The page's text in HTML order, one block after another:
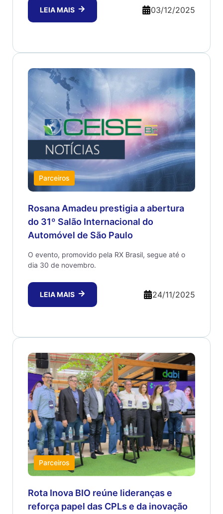
LEIA MAIS 03/12/2025
Parceiros
Rosana Amadeu prestigia a abertura
do 31º Salão Internacional do
Automóvel de São Paulo
O evento, promovido pela RX Brasil, segue até o
dia 30 de novembro.
LEIA MAIS 24/11/2025
Parceiros
Rota Inova BIO reúne lideranças e
reforça papel das CPLs e da inovação